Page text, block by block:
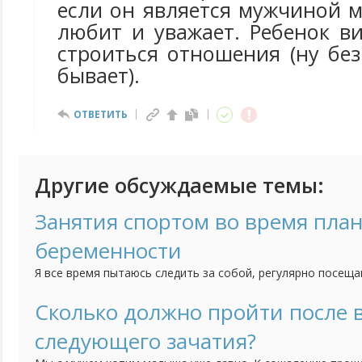
если он является мужчиной
любит и уважает. Ребенок
строиться отношения (ну
бывает).
ОТВЕТИТЬ
Другие обсуждаемые темы:
Занятия спортом во время
беременности
Я все время пытаюсь следить за собой, регулярно
вести такой образ жизни если я пытаюсь забеременеть?
еще до того как я узнаю, что я беременна?
Сколько должно пройти
следующего зачатия?